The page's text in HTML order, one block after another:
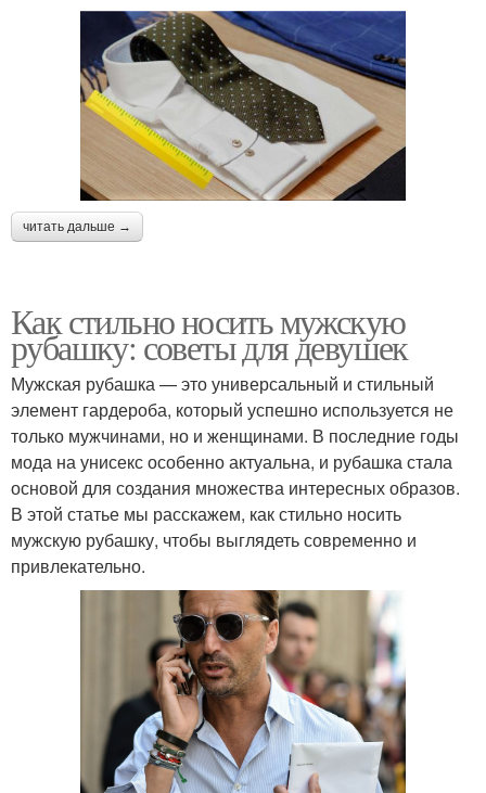
читать дальше →
Как стильно носить мужскую
рубашку: советы для девушек
Мужская рубашка — это универсальный и стильный
элемент гардероба, который успешно используется не
только мужчинами, но и женщинами. В последние годы
мода на унисекс особенно актуальна, и рубашка стала
основой для создания множества интересных образов.
В этой статье мы расскажем, как стильно носить
мужскую рубашку, чтобы выглядеть современно и
привлекательно.